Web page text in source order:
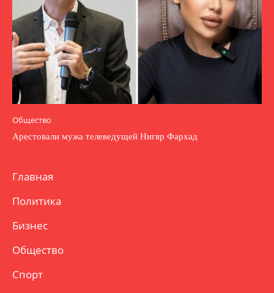
Общество
Арестовали мужа телеведущей Нигяр Фархад
Главная
Политика
Бизнес
Общество
Спорт